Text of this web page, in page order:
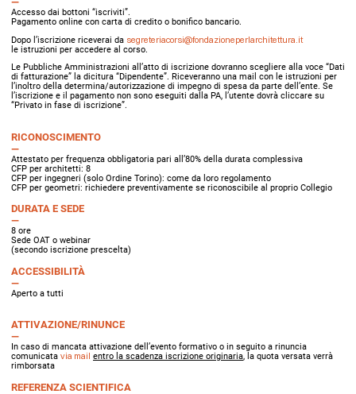
Accesso dai bottoni “iscriviti”.
Pagamento online con carta di credito o bonifico bancario.
Dopo l’iscrizione riceverai da segreteriacorsi@fondazioneperlarchitettura.it
le istruzioni per accedere al corso.
Le Pubbliche Amministrazioni all’atto di iscrizione dovranno scegliere alla voce “Dati
di fatturazione” la dicitura “Dipendente”. Riceveranno una mail con le istruzioni per
l’inoltro della determina/autorizzazione di impegno di spesa da parte dell’ente. Se
l’iscrizione e il pagamento non sono eseguiti dalla PA, l’utente dovrà cliccare su
“Privato in fase di iscrizione”.
RICONOSCIMENTO
Attestato per frequenza obbligatoria pari all’80% della durata complessiva
CFP per architetti: 8
CFP per ingegneri (solo Ordine Torino): come da loro regolamento
CFP per geometri: richiedere preventivamente se riconoscibile al proprio Collegio
DURATA E SEDE
8 ore
Sede OAT o webinar
(secondo iscrizione prescelta)
ACCESSIBILITÀ
Aperto a tutti
ATTIVAZIONE/RINUNCE
In caso di mancata attivazione dell’evento formativo o in seguito a rinuncia
comunicata via mail entro la scadenza iscrizione originaria, la quota versata verrà
rimborsata
REFERENZA SCIENTIFICA